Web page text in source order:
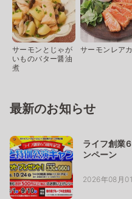
サーモンとじゃが
いものバター醤油
煮
サーモンレア
最新のお知らせ
ライフ創業
ンペーン
2026年08月